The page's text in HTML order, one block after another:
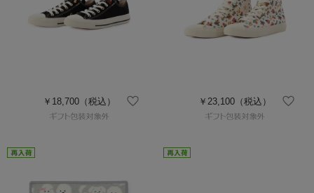
￥18,700（税込） ￥23,100 （税込）